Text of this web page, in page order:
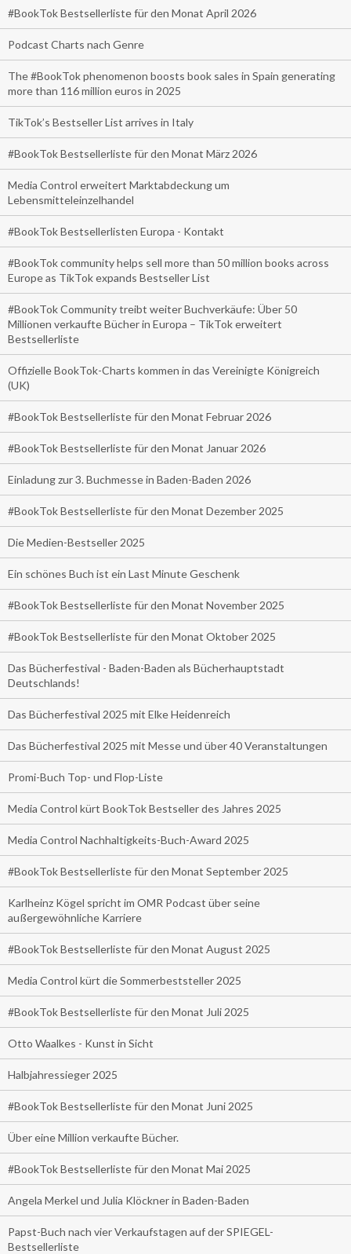
#BookTok Bestsellerliste für den Monat April 2026
Podcast Charts nach Genre
The #BookTok phenomenon boosts book sales in Spain generating
more than 116 million euros in 2025
TikTok’s Bestseller List arrives in Italy
#BookTok Bestsellerliste für den Monat März 2026
Media Control erweitert Marktabdeckung um
Lebensmitteleinzelhandel
#BookTok Bestsellerlisten Europa - Kontakt
#BookTok community helps sell more than 50 million books across
Europe as TikTok expands Bestseller List
#BookTok Community treibt weiter Buchverkäufe: Über 50
Millionen verkaufte Bücher in Europa – TikTok erweitert
Bestsellerliste
Offizielle BookTok-Charts kommen in das Vereinigte Königreich
(UK)
#BookTok Bestsellerliste für den Monat Februar 2026
#BookTok Bestsellerliste für den Monat Januar 2026
Einladung zur 3. Buchmesse in Baden-Baden 2026
#BookTok Bestsellerliste für den Monat Dezember 2025
Die Medien-Bestseller 2025
Ein schönes Buch ist ein Last Minute Geschenk
#BookTok Bestsellerliste für den Monat November 2025
#BookTok Bestsellerliste für den Monat Oktober 2025
Das Bücherfestival - Baden-Baden als Bücherhauptstadt
Deutschlands!
Das Bücherfestival 2025 mit Elke Heidenreich
Das Bücherfestival 2025 mit Messe und über 40 Veranstaltungen
Promi-Buch Top- und Flop-Liste
Media Control kürt BookTok Bestseller des Jahres 2025
Media Control Nachhaltigkeits-Buch-Award 2025
#BookTok Bestsellerliste für den Monat September 2025
Karlheinz Kögel spricht im OMR Podcast über seine
außergewöhnliche Karriere
#BookTok Bestsellerliste für den Monat August 2025
Media Control kürt die Sommerbeststeller 2025
#BookTok Bestsellerliste für den Monat Juli 2025
Otto Waalkes - Kunst in Sicht
Halbjahressieger 2025
#BookTok Bestsellerliste für den Monat Juni 2025
Über eine Million verkaufte Bücher.
#BookTok Bestsellerliste für den Monat Mai 2025
Angela Merkel und Julia Klöckner in Baden-Baden
Papst-Buch nach vier Verkaufstagen auf der SPIEGEL-
Bestsellerliste